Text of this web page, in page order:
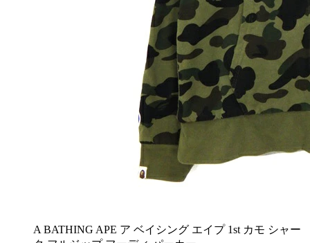
A BATHING APE ア ベイシング エイプ 1st カモ シャー